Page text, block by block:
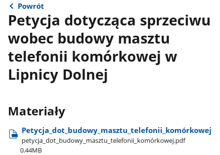
Powrót
Petycja dotycząca sprzeciwu
wobec budowy masztu
telefonii komórkowej w
Lipnicy Dolnej
Materiały
Petycja​_dot​_budowy​_masztu​_telefonii​_komórkowej
petycja​_dot​_budowy​_masztu​_telefonii​_komórkowej.pdf
0.44MB